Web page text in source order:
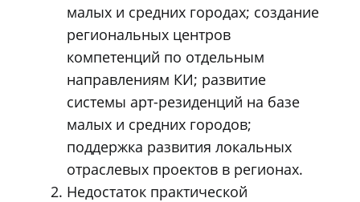
малых и средних городах; создание
региональных центров
компетенций по отдельным
направлениям КИ; развитие
системы арт-резиденций на базе
малых и средних городов;
поддержка развития локальных
отраслевых проектов в регионах.
Недостаток практической